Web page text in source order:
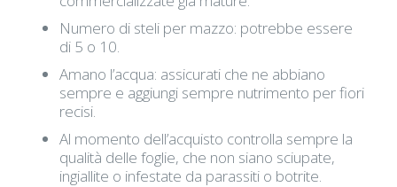
Numero di steli per mazzo: potrebbe essere
di 5 o 10.
Amano l’acqua: assicurati che ne abbiano
sempre e aggiungi sempre nutrimento per fiori
recisi.
Al momento dell’acquisto controlla sempre la
qualità delle foglie, che non siano sciupate,
ingiallite o infestate da parassiti o botrite.